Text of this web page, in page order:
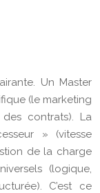
Un Master
(le marketing
contrats). La
» (vitesse
de la charge
(logique,
C’est ce